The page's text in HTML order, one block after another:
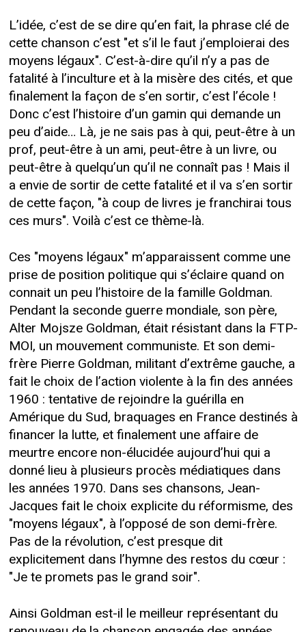
L’idée, c’est de se dire qu’en fait, la phrase clé de
cette chanson c’est "et s’il le faut j’emploierai des
moyens légaux". C’est-à-dire qu’il n’y a pas de
fatalité à l’inculture et à la misère des cités, et que
finalement la façon de s’en sortir, c’est l’école !
Donc c’est l’histoire d’un gamin qui demande un
peu d’aide… Là, je ne sais pas à qui, peut-être à un
prof, peut-être à un ami, peut-être à un livre, ou
peut-être à quelqu’un qu’il ne connaît pas ! Mais il
a envie de sortir de cette fatalité et il va s’en sortir
de cette façon, "à coup de livres je franchirai tous
ces murs". Voilà c’est ce thème-là.
Ces "moyens légaux" m’apparaissent comme une
prise de position politique qui s’éclaire quand on
connait un peu l’histoire de la famille Goldman.
Pendant la seconde guerre mondiale, son père,
Alter Mojsze Goldman, était résistant dans la FTP-
MOI, un mouvement communiste. Et son demi-
frère Pierre Goldman, militant d’extrême gauche, a
fait le choix de l’action violente à la fin des années
1960 : tentative de rejoindre la guérilla en
Amérique du Sud, braquages en France destinés à
financer la lutte, et finalement une affaire de
meurtre encore non-élucidée aujourd’hui qui a
donné lieu à plusieurs procès médiatiques dans
les années 1970. Dans ses chansons, Jean-
Jacques fait le choix explicite du réformisme, des
"moyens légaux", à l’opposé de son demi-frère.
Pas de la révolution, c’est presque dit
explicitement dans l’hymne des restos du cœur :
"Je te promets pas le grand soir".
Ainsi Goldman est-il le meilleur représentant du